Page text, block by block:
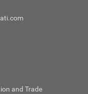
and Trade